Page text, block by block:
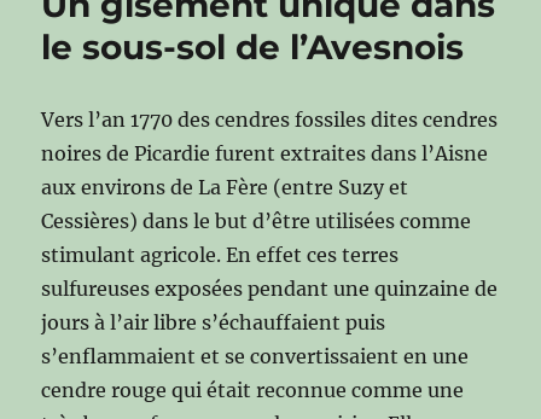
le sous-sol de l’Avesnois
Vers l’an 1770 des cendres fossiles dites cendres
noires de Picardie furent extraites dans l’Aisne
aux environs de La Fère (entre Suzy et
Cessières) dans le but d’être utilisées comme
stimulant agricole. En effet ces terres
sulfureuses exposées pendant une quinzaine de
jours à l’air libre s’échauffaient puis
s’enflammaient et se convertissaient en une
cendre rouge qui était reconnue comme une